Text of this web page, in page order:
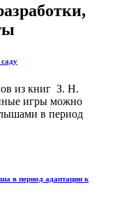
из книг З. Н.
игры можно
в период
в период адаптации к